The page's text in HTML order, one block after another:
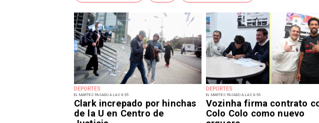
DEPORTES
EL MARTES PASADO A LAS 9:55
Clark increpado por hinchas
de la U en Centro de
DEPORTES
EL MARTES PASADO A LAS 9:55
Vozinha firma contrato
Colo Colo como nuevo